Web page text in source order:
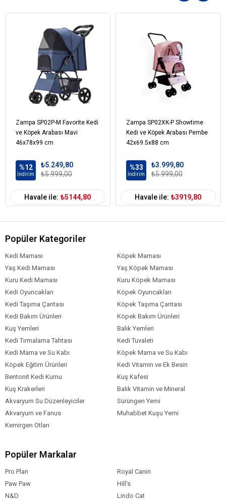
Zampa SP02P-M Favorite Kedi
ve Köpek Arabası Mavi
46x78x99 cm
%12
İndirim
₺5.249,80
₺5.999,00
Havale ile: ₺5144,80
Zampa SP02XK-P Showtime
Kedi ve Köpek Arabası Pembe
42x69.5x88 cm
%33
İndirim
₺3.999,80
₺5.999,00
Havale ile: ₺3919,80
Popüler Kategoriler
Kedi Maması
Köpek Maması
Yaş Kedi Maması
Yaş Köpek Maması
Kuru Kedi Maması
Kuru Köpek Maması
Kedi Oyuncakları
Köpek Oyuncakları
Kedi Taşıma Çantası
Köpek Taşıma Çantası
Kedi Bakım Ürünleri
Köpek Bakım Ürünleri
Kuş Yemleri
Balık Yemleri
Kedi Tırmalama Tahtası
Kedi Tuvaleti
Kedi Mama ve Su Kabı
Köpek Mama ve Su Kabı
Köpek Eğitim Ürünleri
Kedi Vitamin ve Ek Besin
Bentonit Kedi Kumu
Kuş Kafesi
Kuş Krakerleri
Balık Vitamin ve Mineral
Akvaryum Su Düzenleyiciler
Sürüngen Yemi
Akvaryum ve Fanus
Muhabbet Kuşu Yemi
Kemirgen Otları
Popüler Markalar
Pro Plan
Royal Canin
Paw Paw
Hill's
N&D
Lindo Cat